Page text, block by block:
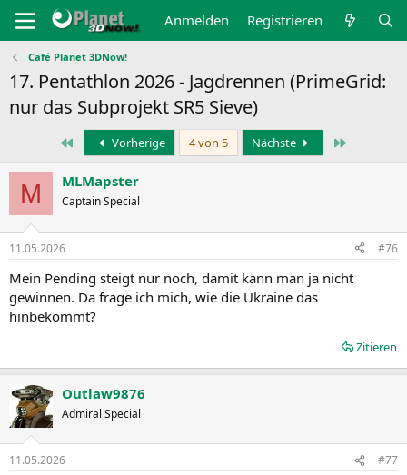
Anmelden Registrieren
Café Planet 3DNow!
17. Pentathlon 2026 - Jagdrennen (PrimeGrid:
nur das Subprojekt SR5 Sieve)
Erste Vorherige 4 von 5 Nächste
M MLMapster
Captain Special
11.05.2026 #76
Mein Pending steigt nur noch, damit kann man ja nicht
gewinnen. Da frage ich mich, wie die Ukraine das
hinbekommt?
Zitieren
Outlaw9876
Admiral Special
11.05.2026 #77